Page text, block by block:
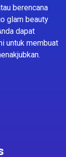
berencana
glam beauty
dapat
untuk membuat